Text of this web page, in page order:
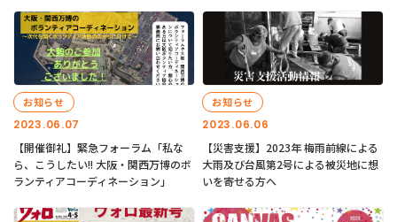
2023.06.07
お知らせ
【開催御礼】緊急フォーラム「私な
ら、こうしたい!! 大阪・関西万博のボ
ランティアコーディネーション」
2023.06.06
お知らせ
【災害支援】2023年 梅雨前線による
大雨及び台風第2号による被災地に想
いを寄せる方へ